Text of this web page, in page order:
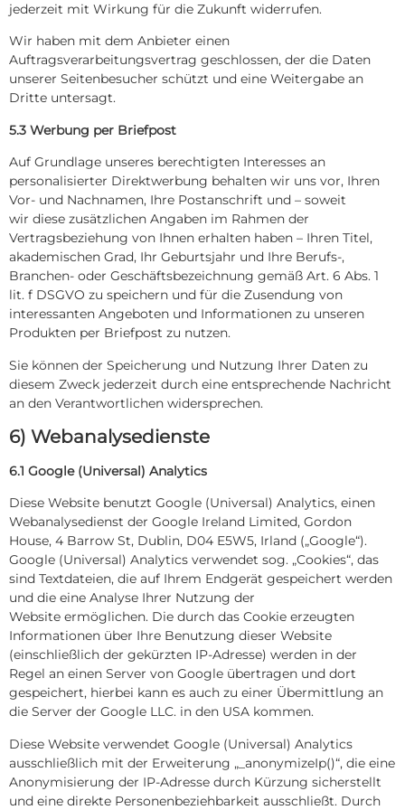
jederzeit mit Wirkung für die Zukunft widerrufen.
Wir haben mit dem Anbieter einen
Auftragsverarbeitungsvertrag geschlossen, der die Daten
unserer Seitenbesucher schützt und eine Weitergabe an
Dritte untersagt.
5.3 Werbung per Briefpost
Auf Grundlage unseres berechtigten Interesses an
personalisierter Direktwerbung behalten wir uns vor, Ihren
Vor- und Nachnamen, Ihre Postanschrift und – soweit
wir diese zusätzlichen Angaben im Rahmen der
Vertragsbeziehung von Ihnen erhalten haben – Ihren Titel,
akademischen Grad, Ihr Geburtsjahr und Ihre Berufs-,
Branchen- oder Geschäftsbezeichnung gemäß Art. 6 Abs. 1
lit. f DSGVO zu speichern und für die Zusendung von
interessanten Angeboten und Informationen zu unseren
Produkten per Briefpost zu nutzen.
Sie können der Speicherung und Nutzung Ihrer Daten zu
diesem Zweck jederzeit durch eine entsprechende Nachricht
an den Verantwortlichen widersprechen.
6) Webanalysedienste
6.1 Google (Universal) Analytics
Diese Website benutzt Google (Universal) Analytics, einen
Webanalysedienst der Google Ireland Limited, Gordon
House, 4 Barrow St, Dublin, D04 E5W5, Irland („Google“).
Google (Universal) Analytics verwendet sog. „Cookies“, das
sind Textdateien, die auf Ihrem Endgerät gespeichert werden
und die eine Analyse Ihrer Nutzung der
Website ermöglichen. Die durch das Cookie erzeugten
Informationen über Ihre Benutzung dieser Website
(einschließlich der gekürzten IP-Adresse) werden in der
Regel an einen Server von Google übertragen und dort
gespeichert, hierbei kann es auch zu einer Übermittlung an
die Server der Google LLC. in den USA kommen.
Diese Website verwendet Google (Universal) Analytics
ausschließlich mit der Erweiterung „_anonymizeIp()“, die eine
Anonymisierung der IP-Adresse durch Kürzung sicherstellt
und eine direkte Personenbeziehbarkeit ausschließt. Durch